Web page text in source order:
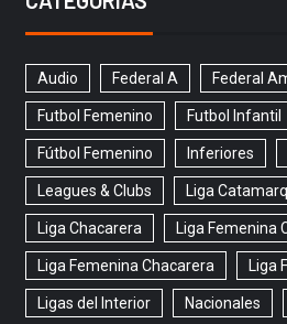
Audio Federal A Federal
Futbol Femenino Futbol Infantil
Fútbol Femenino Inferiores
Leagues & Clubs Liga
Liga Chacarera Liga Femenina
Liga Femenina Chacarera Liga
Ligas del Interior Nacionales